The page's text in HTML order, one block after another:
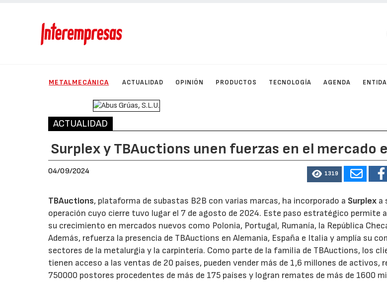
METALMECÁNICA ACTUALIDAD OPINIÓN PRODUCTOS TECNOLOGÍA AGENDA
ACTUALIDAD
Surplex y TBAuctions unen fuerzas en el mercado
04/09/2024 1319
TBAuctions, plataforma de subastas B2B con varias marcas, ha incorporado a Surplex a
operación cuyo cierre tuvo lugar el 7 de agosto de 2024. Este paso estratégico permite
su crecimiento en mercados nuevos como Polonia, Portugal, Rumanía, la República
Además, refuerza la presencia de TBAuctions en Alemania, España e Italia y amplía su
sectores de la metalurgia y la carpintería. Como parte de la familia de TBAuctions, los
tienen acceso a las ventas de 20 países, pueden vender más de 1,6 millones de activos,
750000 postores procedentes de más de 175 países y logran remates de más de 1600